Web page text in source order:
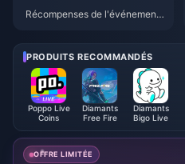
Récompenses de l'événement
iste complète, monnaie et priori
té
PRODUITS RECOMMANDÉS
Poppo Live
Coins
Diamants
Free Fire
Diamants
Bigo Live
OFFRE LIMITÉE